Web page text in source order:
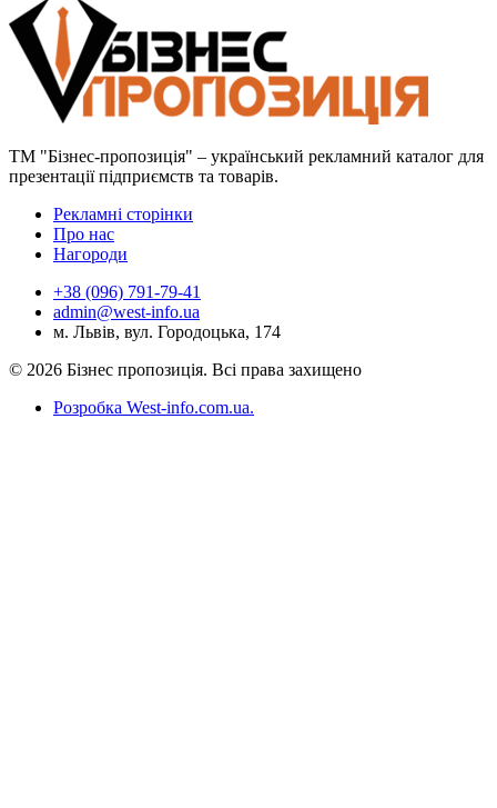
ТМ "Бізнес-пропозиція" – український рекламний каталог для
презентації підприємств та товарів.
Рекламні сторінки
Про нас
Нагороди
+38 (096) 791-79-41
admin@west-info.ua
м. Львів, вул. Городоцька, 174
© 2026 Бізнес пропозиція. Всі права захищено
Розробка West-info.com.ua.